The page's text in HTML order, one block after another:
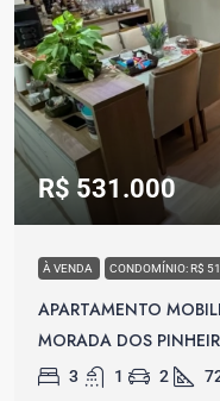
R$ 531.000
À VENDA CONDOMÍNIO: R$
APARTAMENTO
MORADA DOS
3 1 2